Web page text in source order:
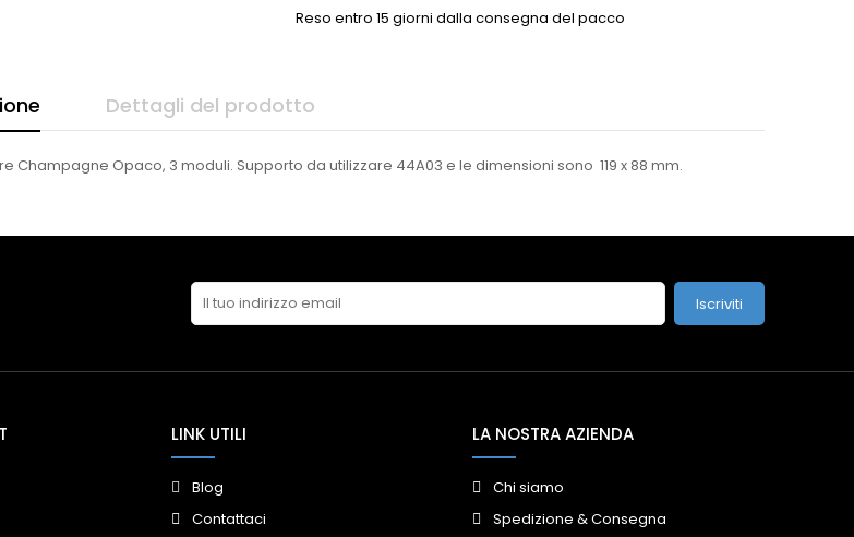
Reso entro 15 giorni dalla consegna del pacco
Dettagli del prodotto
Opaco, 3 moduli. Supporto da utilizzare 44A03 e le dimensioni sono 119 x 88 mm.
Iscriviti
LINK UTILI
Blog
Contattaci
LA NOSTRA AZIENDA
Chi siamo
Spedizione & Consegna